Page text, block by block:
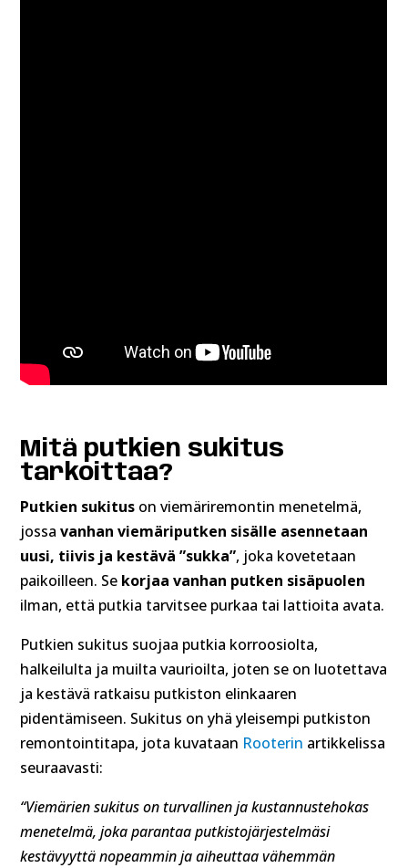
Mitä putkien sukitus
tarkoittaa?
Putkien sukitus on viemäriremontin menetelmä,
jossavanhan viemäriputken sisälle asennetaan
uusi, tiivis ja kestävä ”sukka”, joka kovetetaan
paikoilleen. Se korjaa vanhan putken sisäpuolen
ilman, että putkia tarvitsee purkaa tai lattioita avata.
Putkien sukitus suojaa putkia korroosiolta,
halkeilulta ja muilta vaurioilta, joten se on luotettava
ja kestävä ratkaisu putkiston elinkaaren
pidentämiseen. Sukitus on yhä yleisempi putkiston
remontointitapa, jota kuvataan Rooterin artikkelissa
seuraavasti:
“Viemärien sukitus on turvallinen ja kustannustehokas
menetelmä, joka parantaa putkistojärjestelmäsi
kestävyyttä nopeammin ja aiheuttaa vähemmän